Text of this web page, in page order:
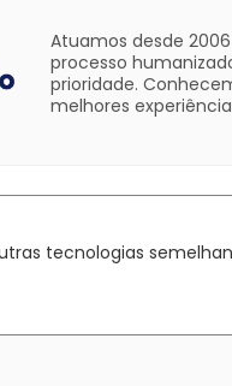
tecnologias
Atuamos desde
processo
prioridade.
melhores